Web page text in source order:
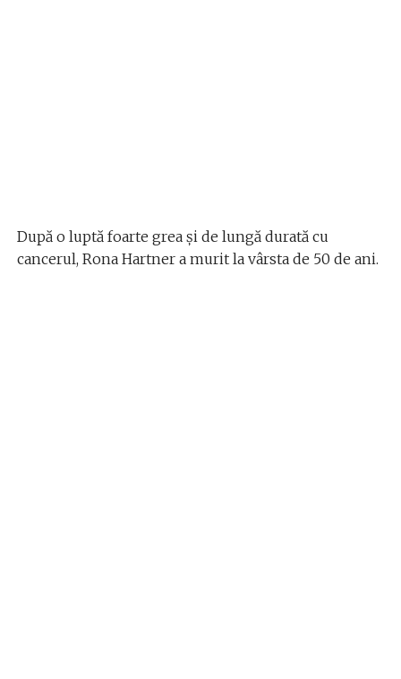
După o luptă foarte grea și de lungă durată cu
cancerul, Rona Hartner a murit la vârsta de 50 de ani.